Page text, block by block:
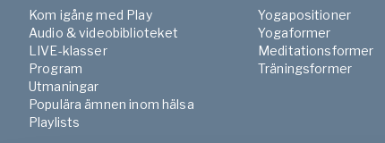
Kom igång med Play
Audio & videobiblioteket
LIVE-klasser
Program
Utmaningar
Populära ämnen inom hälsa
Playlists
Yogapositioner
Yogaformer
Meditationsformer
Träningsformer